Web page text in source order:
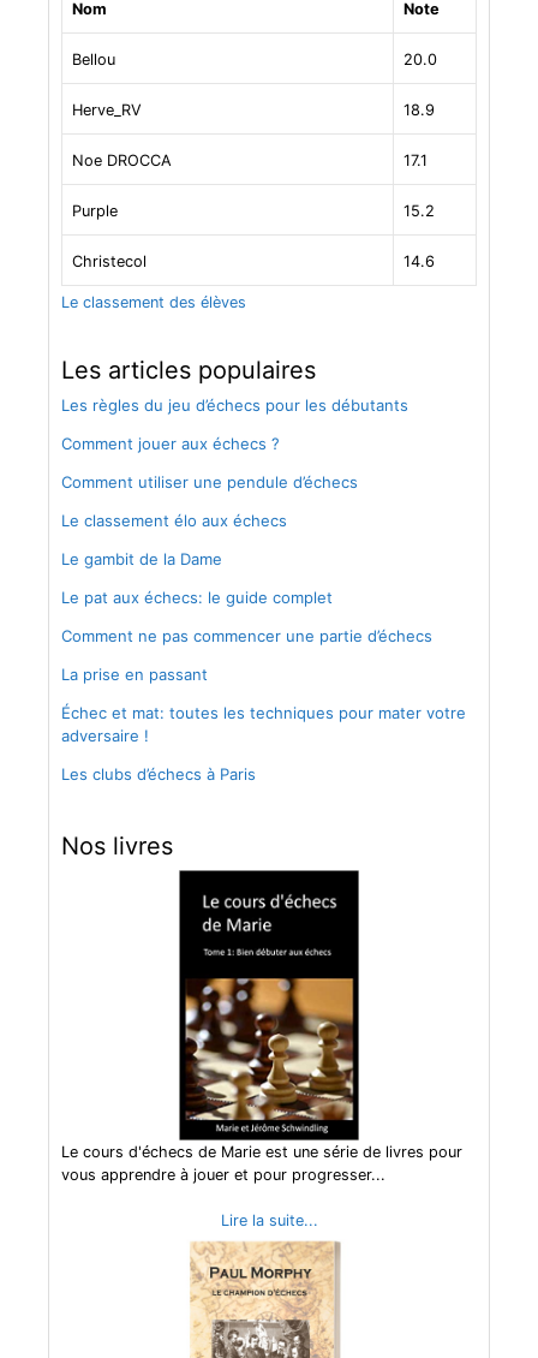
Nom Note
Bellou 20.0
Herve_RV 18.9
Noe DROCCA 17.1
Purple 15.2
Christecol 14.6
Le classement des élèves
Les articles populaires
Les règles du jeu d’échecs pour les débutants
Comment jouer aux échecs ?
Comment utiliser une pendule d’échecs
Le classement élo aux échecs
Le gambit de la Dame
Le pat aux échecs: le guide complet
Comment ne pas commencer une partie d’échecs
La prise en passant
Échec et mat: toutes les techniques pour mater votre
adversaire !
Les clubs d’échecs à Paris
Nos livres
Le cours d'échecs de Marie est une série de livres pour
vous apprendre à jouer et pour progresser...
Lire la suite...